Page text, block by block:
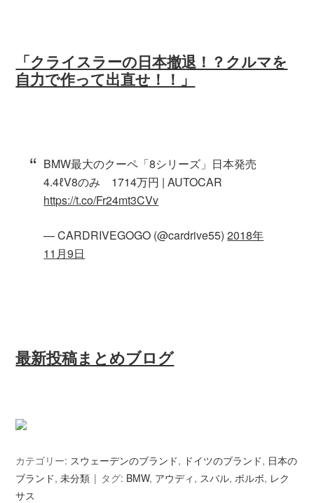
「クライスラーの日本撤退！？クルマを
自力で作って出直せ！！」
BMW最大のクーペ「8シリーズ」日本発売
4.4ℓV8のみ 1714万円 | AUTOCAR
https://t.co/Fr24mt3CVv
— CARDRIVEGOGO (@cardrive55)2018年
11月9日
最新投稿まとめブログ
カテゴリー: スウェーデンのブランド, ドイツのブランド, 日本の
ブランド,未分類 タグ: BMW, アウディ , スバル,ボルボ, レク
サス